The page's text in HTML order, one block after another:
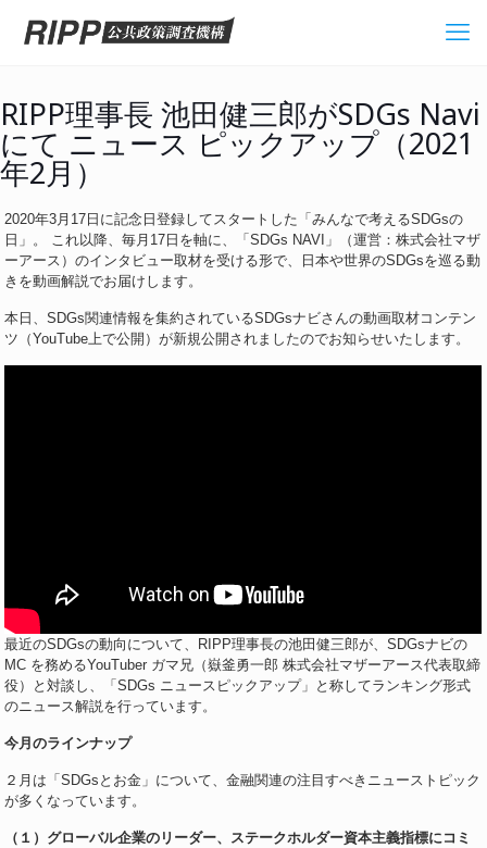
RIPP理事長 池田健三郎がSDGs Navi
にて ニュース ピックアップ（2021
年2月）
2020年3月17日に記念日登録してスタートした「みんなで考えるSDGsの
日」。 これ以降、毎月17日を軸に、「SDGs NAVI」（運営：株式会社マザ
ーアース）のインタビュー取材を受ける形で、日本や世界のSDGsを巡る動
きを動画解説でお届けします。
本日、SDGs関連情報を集約されているSDGsナビさんの動画取材コンテン
ツ（YouTube上で公開）が新規公開されましたのでお知らせいたします。
最近のSDGsの動向について、RIPP理事長の池田健三郎が、SDGsナビの
MC を務めるYouTuber ガマ兄（嶽釜勇一郎 株式会社マザーアース代表取締
役）と対談し、「SDGs ニュースピックアップ」と称してランキング形式
のニュース解説を行っています。
今月のラインナップ
２月は「SDGsとお金」について、金融関連の注目すべきニューストピック
が多くなっています。
（１）グローバル企業のリーダー、ステークホルダー資本主義指標にコミ